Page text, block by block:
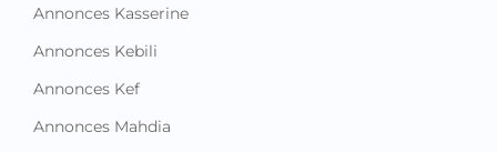
Annonces Kasserine
Annonces Kebili
Annonces Kef
Annonces Mahdia